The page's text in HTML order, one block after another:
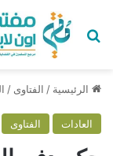
بحث عن
الرئيسية / الفتاوى /
العادات الفتاوى